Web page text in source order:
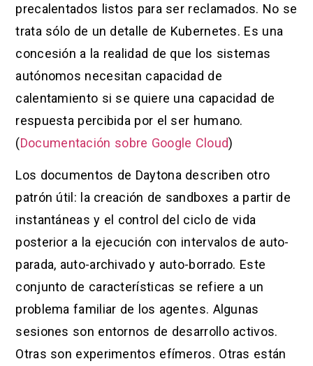
precalentados listos para ser reclamados. No se
trata sólo de un detalle de Kubernetes. Es una
concesión a la realidad de que los sistemas
autónomos necesitan capacidad de
calentamiento si se quiere una capacidad de
respuesta percibida por el ser humano.
(Documentación sobre Google Cloud)
Los documentos de Daytona describen otro
patrón útil: la creación de sandboxes a partir de
instantáneas y el control del ciclo de vida
posterior a la ejecución con intervalos de auto-
parada, auto-archivado y auto-borrado. Este
conjunto de características se refiere a un
problema familiar de los agentes. Algunas
sesiones son entornos de desarrollo activos.
Otras son experimentos efímeros. Otras están